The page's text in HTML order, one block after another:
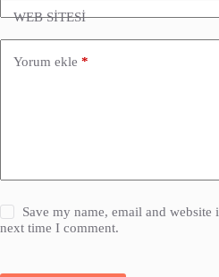
WEB SİTESİ
Yorum ekle *
Save my name, email and website
next time I comment.